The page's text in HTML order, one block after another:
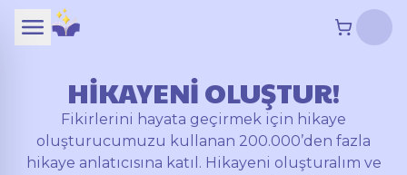
HİKAYENİ OLUŞTUR!
Fikirlerini hayata geçirmek için hikaye
oluşturucumuzu kullanan 200.000’den fazla
hikaye anlatıcısına katıl. Hikayeni oluşturalım ve